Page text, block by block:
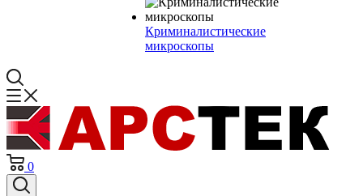
Криминалистические
микроскопы
0